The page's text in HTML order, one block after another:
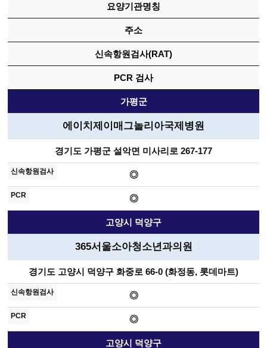
요양기관명칭
주소
신속항원검사(RAT)
PCR 검사
가평군
에이치제이매그놀리아국제병원
경기도 가평군 설악면 미사리로 267-177
◎
◎
고양시 덕양구
365서울소아청소년과의원
경기도 고양시 덕양구 화중로 66-0 (화정동, 롯데마트)
◎
◎
고양시 덕양구